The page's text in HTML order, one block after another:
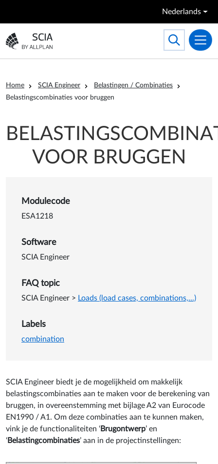
Nederlands
Ga naar homepagina
Toggle
Search
Kruimelpad
Home SCIA Engineer
Belastingen / Combinaties
Belastingscombinaties voor bruggen
VOOR BRUGGEN
Details van
Modulecode
ESA1218
Software
SCIA Engineer
FAQ topic
SCIA Engineer > Loads (load cases, combinations,...)
Labels
combination
SCIA Engineer biedt je de mogelijkheid om makkelijk
belastingscombinaties aan te maken voor de berekening van
bruggen, in overeenstemming met bijlage A2 van Eurocode
EN1990 / A1. Om deze combinaties aan te kunnen maken,
vink je de functionaliteiten ‘Brugontwerp’ en
‘Belastingcombinaties’ aan in de projectinstellingen: